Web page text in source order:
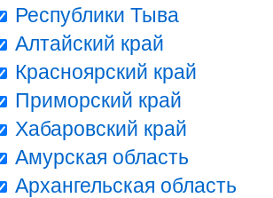
Республики Тыва
Алтайский край
Красноярский край
Приморский край
Хабаровский край
Амурская область
Архангельская область